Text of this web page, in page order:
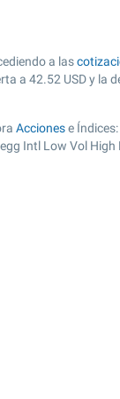
a las
a 42.52 USD y la
Accionese
Intl Low Vol High